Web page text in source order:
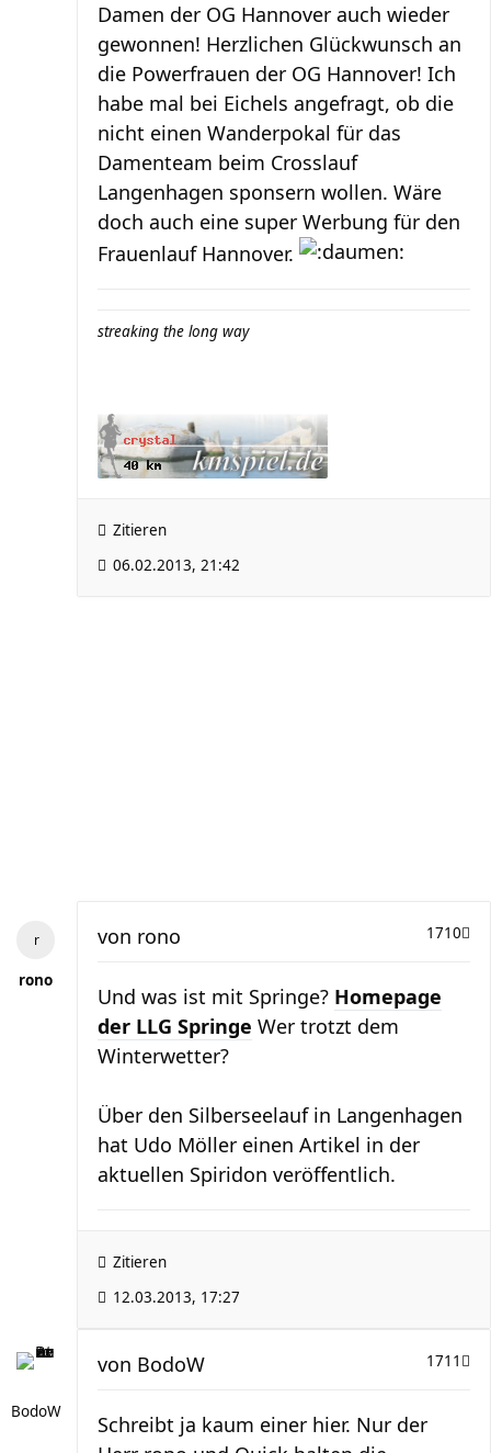
Damen der OG Hannover auch wieder
gewonnen! Herzlichen Glückwunsch an
die Powerfrauen der OG Hannover! Ich
habe mal bei Eichels angefragt, ob die
nicht einen Wanderpokal für das
Damenteam beim Crosslauf
Langenhagen sponsern wollen. Wäre
doch auch eine super Werbung für den
Frauenlauf Hannover.
streaking the long way
Zitieren
06.02.2013, 21:42
rono
1710
von rono
Und was ist mit Springe? Homepage
der LLG Springe Wer trotzt dem
Winterwetter?
Über den Silberseelauf in Langenhagen
hat Udo Möller einen Artikel in der
aktuellen Spiridon veröffentlich.
Zitieren
12.03.2013, 17:27
BodoW
1711
von BodoW
Schreibt ja kaum einer hier. Nur der